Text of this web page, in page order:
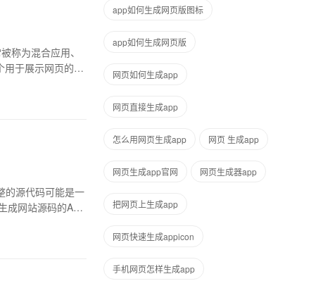
称为混合应用、
用于展示网页的组
的源代码可能是一
成网站源码的App
app如何生成网页版图标
app如何生成网页版
网页如何生成app
网页直接生成app
怎么用网页生成app 网页 生成app
网页生成app官网 网页生成器app
把网页上生成app
网页快速生成appicon
手机网页怎样生成app